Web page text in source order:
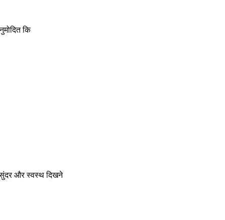
कि
सुंदर और स्वस्थ दिखने